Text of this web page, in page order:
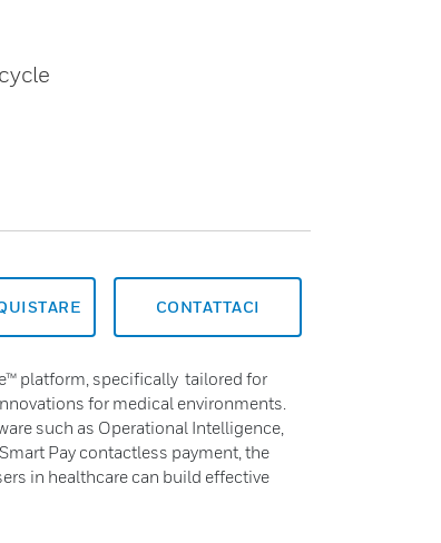
CONTATTACI
platform, specifically tailored for
for medical environments.
such as Operational Intelligence,
Pay contactless payment, the
in healthcare can build effective